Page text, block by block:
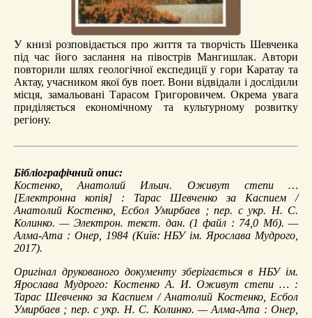
У книзі розповідається про життя та творчість Шевченка
під час його заслання на півострів Мангишлак. Автори
повторили шлях геологічної експедиції у гори Каратау та
Актау, учасником якої був поет. Вони відвідали і дослідили
місця, замальовані Тарасом Григоровичем. Окрема увага
приділяється економічному та культурному розвитку
регіону.
Бібліографічний опис:
Костенко, Анатолий Ильич. Оживут степи …
[Електронна копія] : Тарас Шевченко за Каспием /
Анатолий Костенко, Есбол Умирбаев ; пер. с укр. Н. С.
Колинко. — Электрон. текст. дан. (1 файл : 74,0 Мб). —
Алма-Ата : Онер, 1984 (Київ: НБУ ім. Ярослава Мудрого,
2017).
Оригінал друкованого документу зберігається в НБУ ім.
Ярослава Мудрого: Костенко А. И. Оживут степи … :
Тарас Шевченко за Каспием / Анатолий Костенко, Есбол
Умирбаев ; пер. с укр. Н. С. Колинко. — Алма-Ата : Онер,